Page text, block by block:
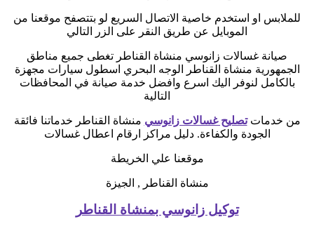
للملابس او استخدم خاصية الاتصال السريع لو بتتصفح موقعنا من
الموبايل عن طريق النقر على الزر التالي
صيانة غسالات زانوسي منشاة القناطر تغطى جميع مناطق
الجمهورية منشاة القناطر الوجه البحري اسطول سيارات مجهزة
بالكامل لنوفر اليك اسرع وافضل خدمة صيانة في المحافظات
التالية
من خدماتتصليح غسالات زانوسي منشاة القناطر خدماتنا فائقة
الجودة والكفاءة. دليل مراكز ارقام اعطال غسالات
موقعنا علي الخريطة
منشاة القناطر , الجيزة
توكيل زانوسي بمنشاة القناطر